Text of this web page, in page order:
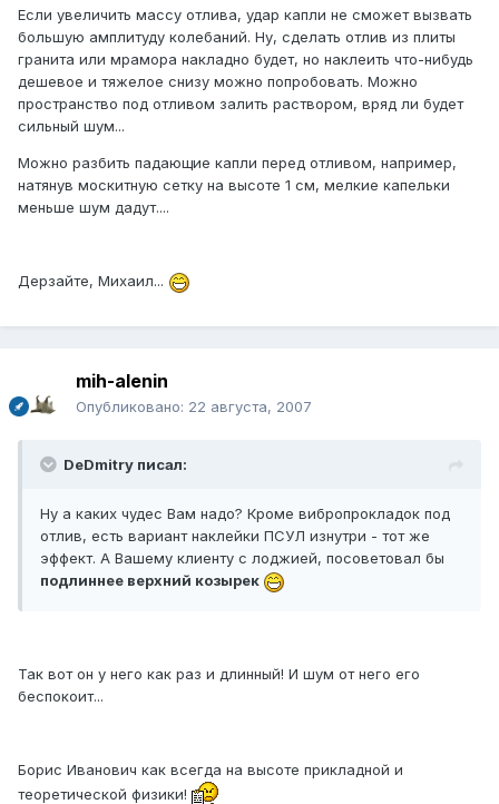
Если увеличить массу отлива, удар капли не сможет вызвать
большую амплитуду колебаний. Ну, сделать отлив из плиты
гранита или мрамора накладно будет, но наклеить что-нибудь
дешевое и тяжелое снизу можно попробовать. Можно
пространство под отливом залить раствором, вряд ли будет
сильный шум...
Можно разбить падающие капли перед отливом, например,
натянув москитную сетку на высоте 1 см, мелкие капельки
меньше шум дадут....
Дерзайте, Михаил...
mih-alenin
Опубликовано: 22 августа, 2007
DeDmitry писал:
Ну а каких чудес Вам надо? Кроме вибропрокладок под
отлив, есть вариант наклейки ПСУЛ изнутри - тот же
эффект. А Вашему клиенту с лоджией, посоветовал бы
подлиннее верхний козырек
Так вот он у него как раз и длинный! И шум от него его
беспокоит...
Борис Иванович как всегда на высоте прикладной и
теоретической физики!